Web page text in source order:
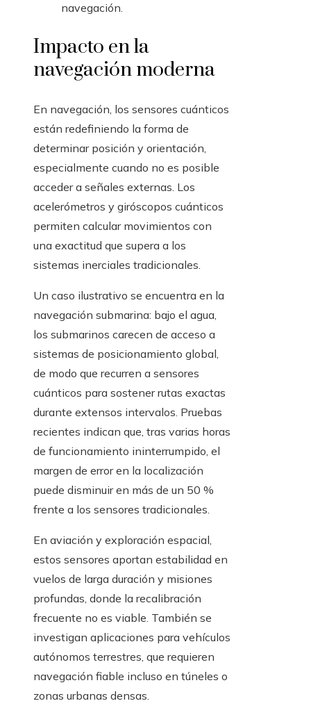
navegación.
Impacto en la
navegación moderna
En navegación, los sensores cuánticos
están redefiniendo la forma de
determinar posición y orientación,
especialmente cuando no es posible
acceder a señales externas. Los
acelerómetros y giróscopos cuánticos
permiten calcular movimientos con
una exactitud que supera a los
sistemas inerciales tradicionales.
Un caso ilustrativo se encuentra en la
navegación submarina: bajo el agua,
los submarinos carecen de acceso a
sistemas de posicionamiento global,
de modo que recurren a sensores
cuánticos para sostener rutas exactas
durante extensos intervalos. Pruebas
recientes indican que, tras varias horas
de funcionamiento ininterrumpido, el
margen de error en la localización
puede disminuir en más de un 50 %
frente a los sensores tradicionales.
En aviación y exploración espacial,
estos sensores aportan estabilidad en
vuelos de larga duración y misiones
profundas, donde la recalibración
frecuente no es viable. También se
investigan aplicaciones para vehículos
autónomos terrestres, que requieren
navegación fiable incluso en túneles o
zonas urbanas densas.